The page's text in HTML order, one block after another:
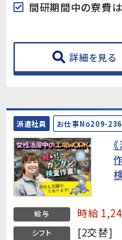
間研期間中の寮
詳細を見る
派遣社員 お仕事No209-
給与 時給
シフト [2交替]